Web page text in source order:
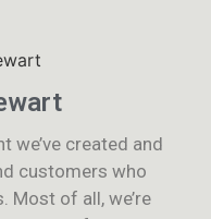
we’ve created and
customers who
Most of all, we’re